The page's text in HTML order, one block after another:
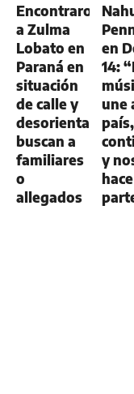
Encontraron
a Zulma
Lobato en
Paraná en
situación
de calle y
desorientada:
buscan a
familiares
o
allegados
en
14:
une
y
hace